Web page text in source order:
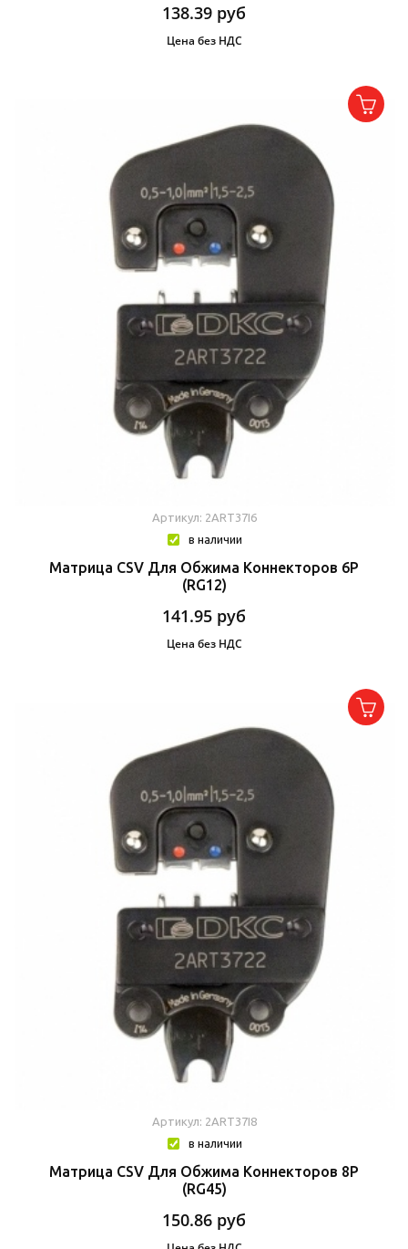
138.39 руб
Цена без НДС
Артикул: 2ART37I6
в наличии
Матрица CSV Для Обжима Коннекторов 6P
(RG12)
141.95 руб
Цена без НДС
Артикул: 2ART37I8
в наличии
Матрица CSV Для Обжима Коннекторов 8P
(RG45)
150.86 руб